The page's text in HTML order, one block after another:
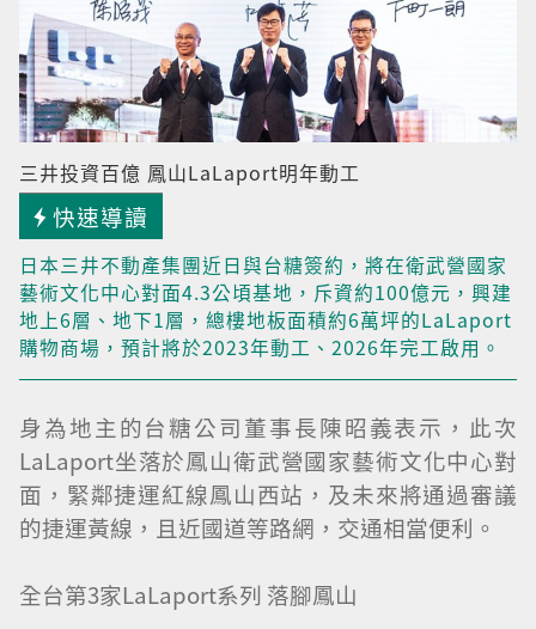
三井投資百億 鳳山LaLaport明年動工
快速導讀
日本三井不動產集團近日與台糖簽約，將在衛武營國家
藝術文化中心對面4.3公頃基地，斥資約100億元，興建
地上6層、地下1層，總樓地板面積約6萬坪的LaLaport
購物商場，預計將於2023年動工、2026年完工啟用。
身為地主的台糖公司董事長陳昭義表示，此次
LaLaport坐落於鳳山衛武營國家藝術文化中心對
面，緊鄰捷運紅線鳳山西站，及未來將通過審議
的捷運黃線，且近國道等路網，交通相當便利。
全台第3家LaLaport系列 落腳鳳山